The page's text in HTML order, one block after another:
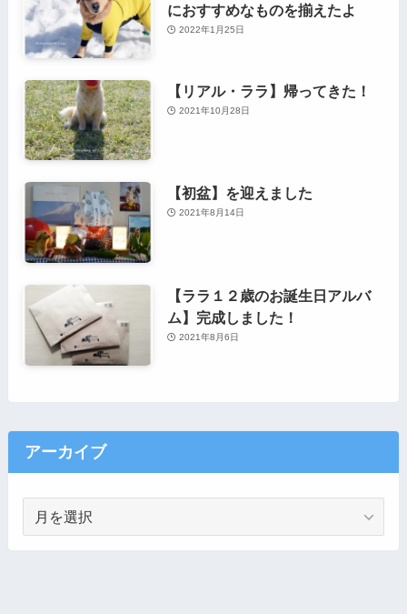
におすすめなものを揃えたよ
2022年1月25日
【リアル・ララ】帰ってきた！
2021年10月28日
【初盆】を迎えました
2021年8月14日
【ララ１２歳のお誕生日アルバ
ム】完成しました！
2021年8月6日
アーカイブ